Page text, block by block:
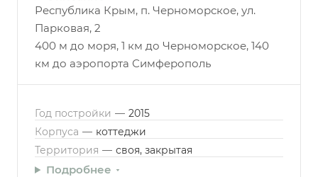
Республика Крым, п. Черноморское, ул.
Парковая, 2
400 м до моря, 1 км до Черноморское, 140
км до аэропорта Симферополь
Год постройки — 2015
Корпуса — коттеджи
Территория — своя, закрытая
Подробнее